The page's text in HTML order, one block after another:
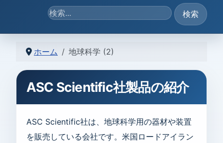
検索...
検索
ホーム 地球科学 (2)
ASC Scientific社製品の紹介
ASC Scientific社は、地球科学用の器材や装置
を販売している会社です。米国ロードアイラン